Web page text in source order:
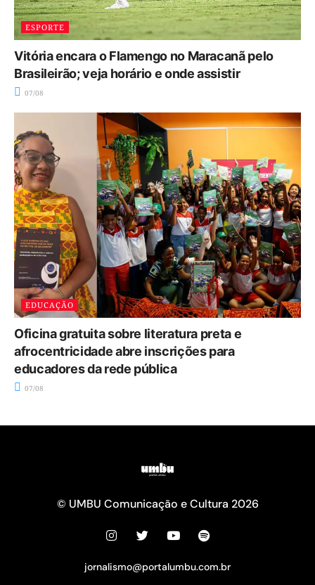
ESPORTE
Vitória encara o Flamengo no Maracanã pelo
Brasileirão; veja horário e onde assistir
07/08
EDUCAÇÃO
Oficina gratuita sobre literatura preta e
afrocentricidade abre inscrições para
educadores da rede pública
07/08
© UMBU Comunicação e Cultura 2026
jornalismo@portalumbu.com.br